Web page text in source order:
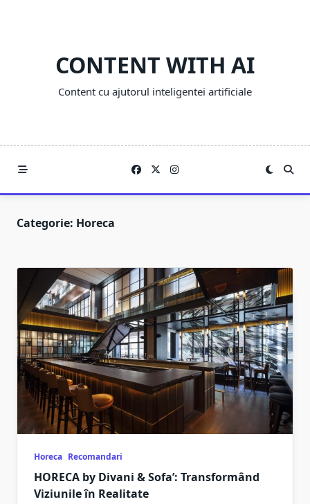
CONTENT WITH AI
Content cu ajutorul inteligentei artificiale
Categorie: Horeca
Horeca Recomandari
HORECA by Divani & Sofa’: Transformând
Viziunile în Realitate